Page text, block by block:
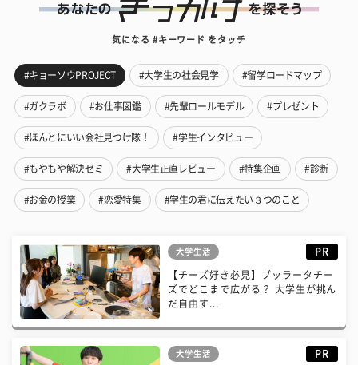
気になる #キーワード をタッチ
#キョーソウPROJECT #大学生の社会見学 #留学ロードマップ
#ガクラボ #お仕事図鑑 #先輩ロールモデル #プレゼント
#ほんとにいい会社見つけ隊！ #学生インタビュー
#もやもや解決ゼミ #大学生正直レビュー #特集企画 #診断
#お金の授業 #恋愛特集 #学生の君に伝えたい３つのこと
大学生活 PR
【チーズ好き必見】ブッラータチー
ズでどこまで広がる？ 大学生が挑ん
だ自由す...
大学生活 PR